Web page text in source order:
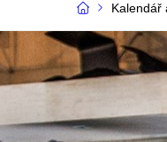
Kalendář